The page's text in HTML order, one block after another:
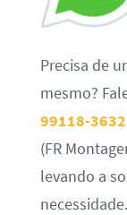
Precisa de
mesmo?
99118-3632
(FR
levando a
necessidade.